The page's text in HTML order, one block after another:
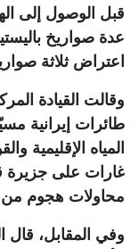
قبل الوصول إلى
عدة صواريخ
اعتراض ثلاثة
وقالت القيادة
طائرات إيرانية
المياه الإقليمية
غارات على
محاولات هجوم من
وفي المقابل، قال